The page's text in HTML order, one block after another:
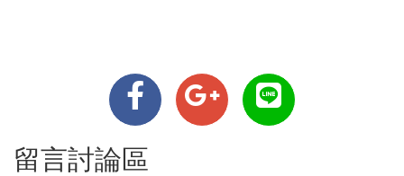
留言討論區